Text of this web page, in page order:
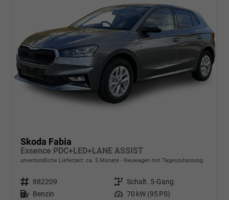
Skoda Fabia
Essence PDC+LED+LANE ASSIST
unverbindliche Lieferzeit: ca. 5 Monate Neuwagen mit Tageszulassung
Fahrzeugnr. 882209 Getriebe Schalt. 5-Gang
Kraftstoff Benzin Leistung 70 kW (95 PS)